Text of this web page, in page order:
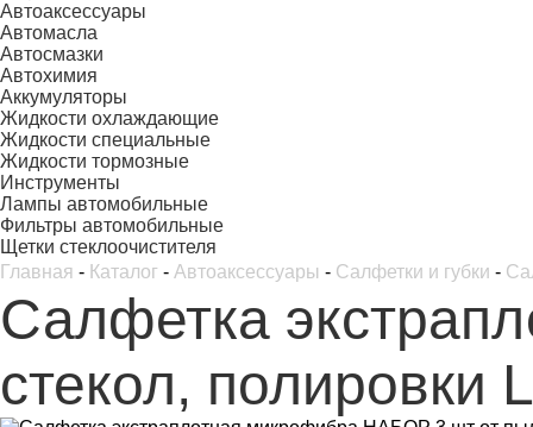
Автоаксессуары
Автомасла
Автосмазки
Автохимия
Аккумуляторы
Жидкости охлаждающие
Жидкости специальные
Жидкости тормозные
Инструменты
Лампы автомобильные
Фильтры автомобильные
Щетки стеклоочистителя
Главная - Каталог - Автоаксессуары - Салфетки и губки -
Салфетка
стекол, полировки